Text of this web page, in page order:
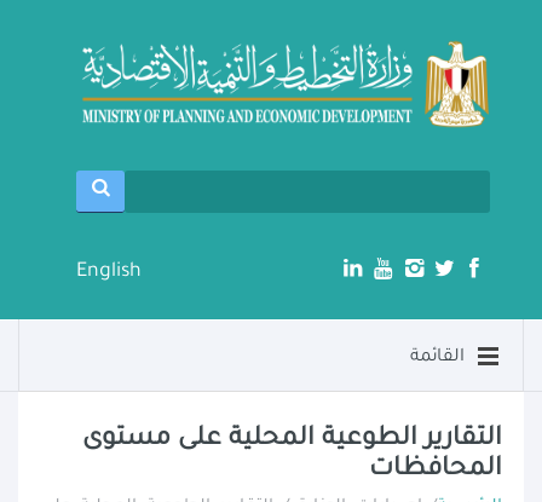
English
القائمة
التقارير الطوعية المحلية على مستوى
المحافظات